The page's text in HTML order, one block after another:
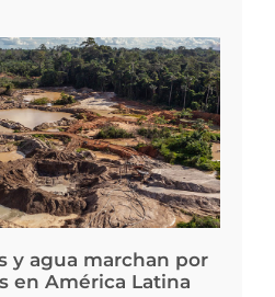
y agua marchan por
en América Latina